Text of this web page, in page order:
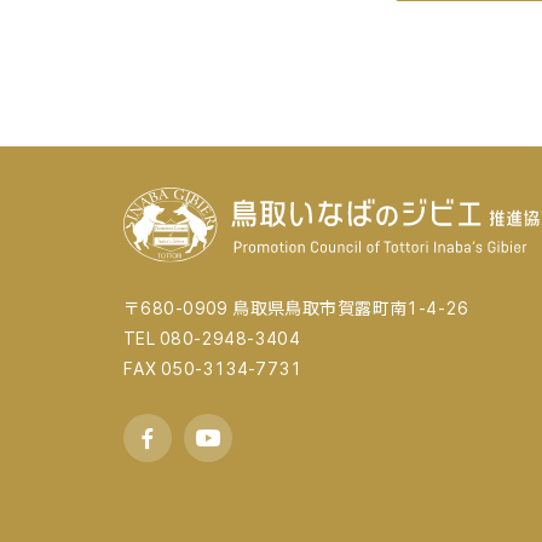
〒680-0909 鳥取県鳥取市賀露町南1-4-26
TEL 080-2948-3404
FAX 050-3134-7731